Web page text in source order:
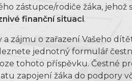
zástupce/rodiče žáka, jehož
finanční situaci.
zájmu o zařazení Vašeho
jednotný formulář
tohoto příspěvku. Čestné
zapojení žáka do podpory